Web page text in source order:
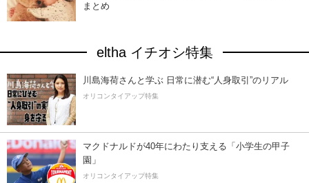
まとめ
eltha イチオシ特集
川島海荷さんと学ぶ 日常に潜む“人身取引”のリアル
オリコンタイアップ特集
マクドナルドが40年にわたり支える「小学生の甲子
園」
オリコンタイアップ特集